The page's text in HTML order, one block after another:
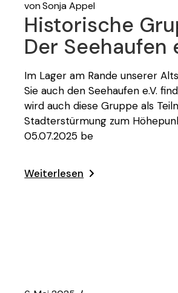
vonSonja Appel
Historische
Der Seehaufen
Im Lager am Rande unserer
Sie auch den Seehaufen e.V.
wird auch diese Gruppe als
Stadterstürmung zum
05.07.2025 be
Weiterlesen